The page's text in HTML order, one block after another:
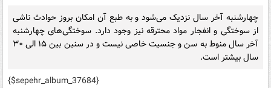
چهارشنبه آخر سال نزدیک می‌شود و به طبع آن امکان بروز حوادث ناشی
از سوختگی و انفجار مواد محترقه نیز وجود دارد. سوختگی‌های چهارشنبه
آخر سال منوط به سن و جنسیت خاصی نیست و در سنین بین ۱۵ الی ۳۰
سال بیشتر است.
{$sepehr_album_37684}